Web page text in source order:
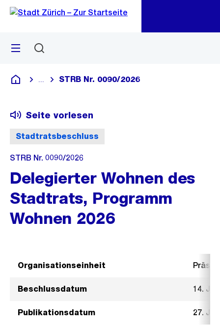
Navigation
Sprunglink
Menü
Deutsch
Blende alle Breadcrumbs ein
STRB Nr. 0090/2026
Stadtratsbeschluss
Seite vorlesen
STRB Nr. 0090/2026
Delegierter Wohnen des
Stadtrats, Programm
Wohnen 2026
Organisationseinheit
Beschlussdatum 14.
Publikationsdatum 27.